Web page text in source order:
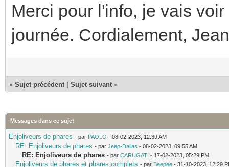
Merci pour l'info, je vais
journée. Cordialement,
« Sujet précédent | Sujet suivant »
Messages dans ce sujet
Enjoliveurs de phares - par PAOLO - 08-02-2023, 12:39 AM
RE: Enjoliveurs de phares - par Jeep-Dallas - 08-02-2023, 09:55 AM
RE: Enjoliveurs de phares - par CARUGATI - 17-02-2023, 05:29 PM
Enjoliveurs de phares et phares complets - par Beepee - 31-10-2023, 12:29